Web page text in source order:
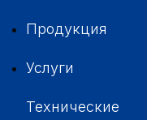
Продукция
Услуги
Технические